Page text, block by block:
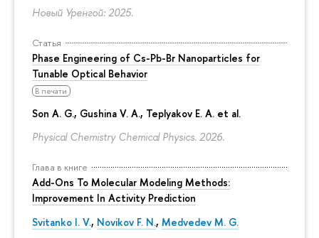
Новый Уренгой: 2025.
Статья
Phase Engineering of Cs-Pb-Br Nanoparticles for
Tunable Optical Behavior
В печати
Son A. G., Gushina V. A., Teplyakov E. A. et al.
Physical Chemistry Chemical Physics. 2026.
Глава в книге
Add-Ons To Molecular Modeling Methods:
Improvement In Activity Prediction
Svitanko I. V., Novikov F. N., Medvedev M. G.